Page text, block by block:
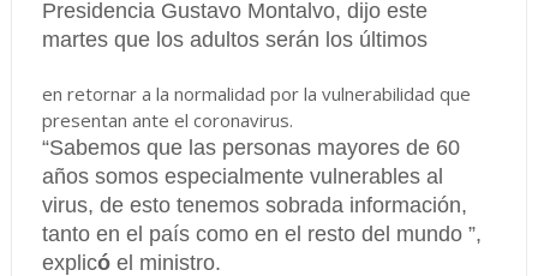
Presidencia Gustavo Montalvo, dijo este
martes que los adultos serán los últimos
en retornar a la normalidad por la vulnerabilidad que
presentan ante el coronavirus.
“Sabemos que las personas mayores de 60
años somos especialmente vulnerables al
virus, de esto tenemos sobrada información,
tanto en el país como en el resto del mundo ”,
explicóel ministro.